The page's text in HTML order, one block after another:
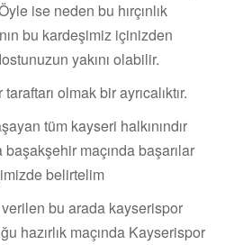
ise neden bu hırçınlık
bu kardeşimiz içinizden
yakını olabilir.
olmak bir ayrıcalıktır.
tüm kayseri halkınındır
maçında başarılar
belirtelim
bu arada kayserispor
hazırlık maçında Kayserispor